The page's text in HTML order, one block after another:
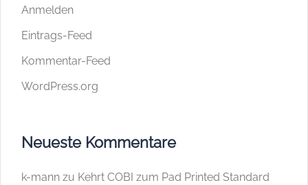
Anmelden
Eintrags-Feed
Kommentar-Feed
WordPress.org
Neueste Kommentare
k-mann zu Kehrt COBI zum Pad Printed Standard